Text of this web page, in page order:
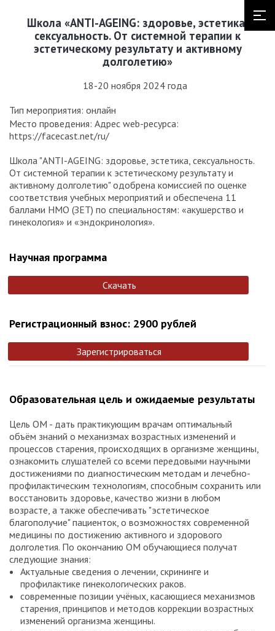
Школа «ANTI-AGEING: здоровье, эстетика,
сексуальность. От системной терапии к
эстетическому результату и активному
долголетию»
18-20 ноября 2024 года
Тип мероприятия: онлайн
Место проведения: Адрес web-ресурса:
https://facecast.net/ru/
Школа "ANTI-AGEING: здоровье, эстетика, сексуальность.
От системной терапии к эстетическому результату и
активному долголетию" одобрена комиссией по оценке
соответствия учебных мероприятий и обеспечена 11
баллами НМО (ЗЕТ) по специальностям: «акушерство и
гинекология» и «эндокринология».
Научная программа
Скачать
Регистрационный взнос: 2900 рублей
Зарегистрироваться
Образовательная цель и ожидаемые результаты
Цель ОМ - дать практикующим врачам оптимальный
объём знаний о механизмах возрастных изменений и
процессов старения, происходящих в организме женщины,
ознакомить слушателей со всеми передовыми научными
достижениями по диагностическим методам и лечебно-
профилактическим технологиям, способным сохранить или
восстановить здоровье, качество жизни в любом
возрасте, а также обеспечивать "эстетическое
благополучие" пациенток, о возможностях современной
медицины по достижению активного и здорового
долголетия. По окончанию ОМ обучающиеся получат
следующие знания:
Актуальные сведения о лечении, скрининге и
профилактике гинекологических раков.
современные позиции учёных, касающиеся механизмов
старения, принципов и методов коррекции возрастных
изменений организма женщины.